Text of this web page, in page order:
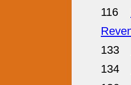
116
133
134